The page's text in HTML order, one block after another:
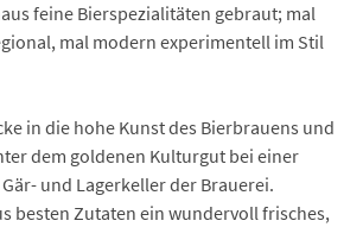
feine Bierspezialitäten gebraut; mal
mal modern experimentell im Stil
in die hohe Kunst des Bierbrauens und
dem goldenen Kulturgut bei einer
und Lagerkeller der Brauerei.
besten Zutaten ein wundervoll frisches,